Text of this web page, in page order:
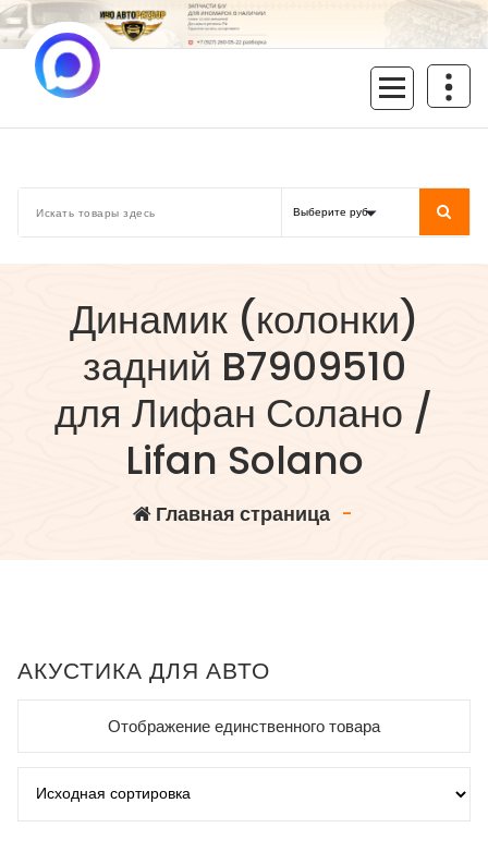
Перейти
к
содержимому
Динамик (колонки)
задний B7909510
для Лифан Солано /
Lifan Solano
Главная страница-
АКУСТИКА ДЛЯ АВТО
Отображение единственного товара